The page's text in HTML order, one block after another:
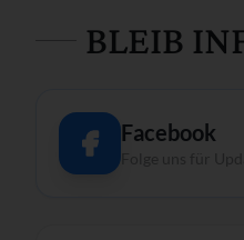
BLEIB
Facebook